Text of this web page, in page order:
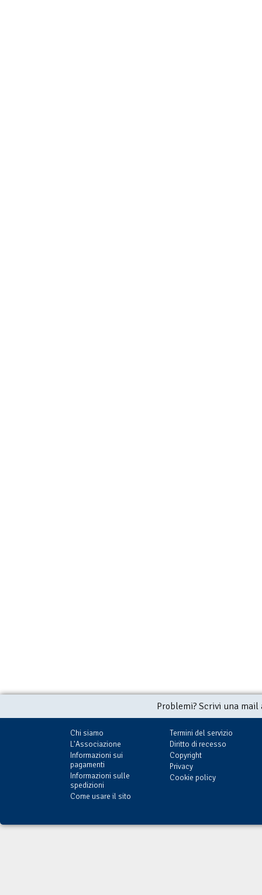
Problemi? Scrivi una
Chi siamo
L'Associazione
Informazioni sui
pagamenti
Informazioni sulle
spedizioni
Come usare il sito
Termini del servizio
Diritto di recesso
Copyright
Privacy
Cookie policy